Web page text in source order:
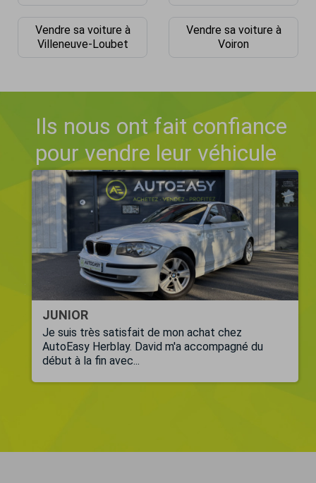
Vendre sa voiture à
Villeneuve-Loubet
Vendre sa voiture à
Voiron
Ils nous ont fait confiance
pour vendre leur véhicule
JUNIOR
Je suis très satisfait de mon achat chez
AutoEasy Herblay. David m'a accompagné du
début à la fin avec...